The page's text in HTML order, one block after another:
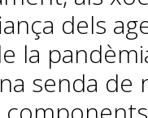
dels
la
senda de